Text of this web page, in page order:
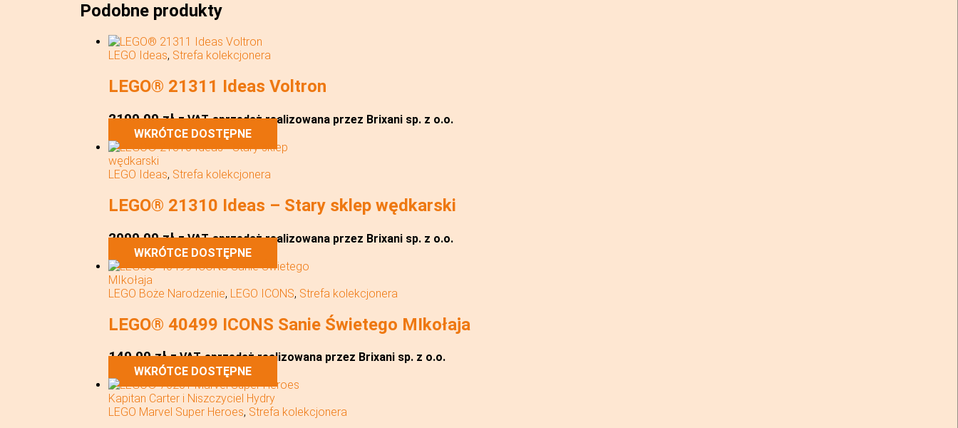
Podobne produkty
LEGO Ideas, Strefa kolekcjonera
LEGO® 21311 Ideas Voltron
2199,99zł z VAT sprzedaż realizowana przez Brixani sp. z o.o.
WKRÓTCE DOSTĘPNE
LEGO Ideas, Strefa kolekcjonera
LEGO® 21310 Ideas – Stary sklep wędkarski
2999,99zł z VAT sprzedaż realizowana przez Brixani sp. z o.o.
WKRÓTCE DOSTĘPNE
LEGO Boże Narodzenie, LEGO ICONS, Strefa kolekcjonera
LEGO® 40499 ICONS Sanie Świetego MIkołaja
149,99zł z VAT sprzedaż realizowana przez Brixani sp. z o.o.
WKRÓTCE DOSTĘPNE
LEGO Marvel Super Heroes, Strefa kolekcjonera